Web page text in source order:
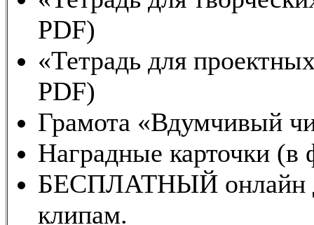
PDF)
«Тетрадь для
PDF)
Грамота «Вдумчивый
Наградные карточки (в
БЕСПЛАТНЫЙ онлайн
клипам.